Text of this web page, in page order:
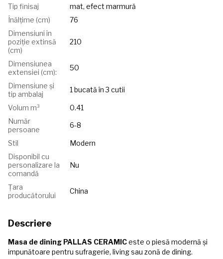
Tip finisaj
mat, efect marmură
Înălțime (cm)
76
Dimensiuni în
poziție extinsă
(cm)
210
Dimensiunea
extensiei (cm):
50
Dimensiune și
tip ambalaj
1 bucată în 3 cutii
Volum m³
0.41
Număr
persoane
6-8
Stil
Modern
Disponibil cu
personalizare la
comandă
Nu
Țara
producătorului
China
Descriere
Masa de dining PALLAS CERAMICeste o piesă modernă și
impunătoare pentru sufragerie, living sau zonă de dining.